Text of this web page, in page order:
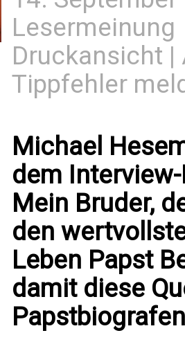
Lesermeinung
Druckansicht |
Tippfehler
Michael
dem
Mein Bruder,
den
Leben Papst
damit diese